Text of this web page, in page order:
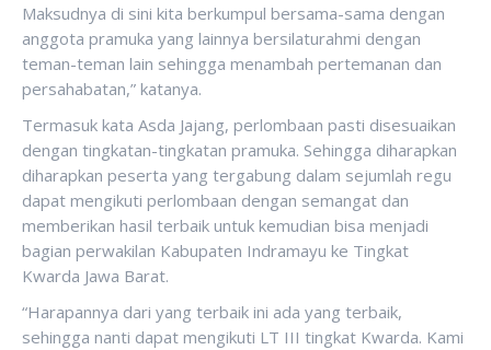
Maksudnya di sini kita berkumpul bersama-sama dengan
anggota pramuka yang lainnya bersilaturahmi dengan
teman-teman lain sehingga menambah pertemanan dan
persahabatan,” katanya.
Termasuk kata Asda Jajang, perlombaan pasti disesuaikan
dengan tingkatan-tingkatan pramuka. Sehingga diharapkan
diharapkan peserta yang tergabung dalam sejumlah regu
dapat mengikuti perlombaan dengan semangat dan
memberikan hasil terbaik untuk kemudian bisa menjadi
bagian perwakilan Kabupaten Indramayu ke Tingkat
Kwarda Jawa Barat.
“Harapannya dari yang terbaik ini ada yang terbaik,
sehingga nanti dapat mengikuti LT III tingkat Kwarda. Kami